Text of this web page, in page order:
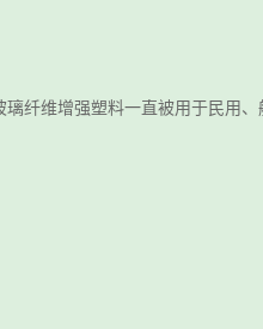
纤维增强塑料一直被用于民用